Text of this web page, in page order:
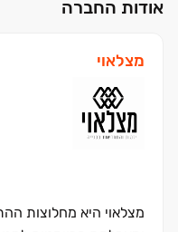
אודות החברה
מצלאוי
מצלאוי היא מחלוצות